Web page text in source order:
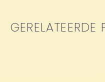
GERELATEERDE